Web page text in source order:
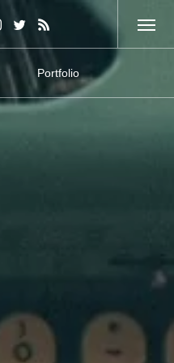
Portfolio